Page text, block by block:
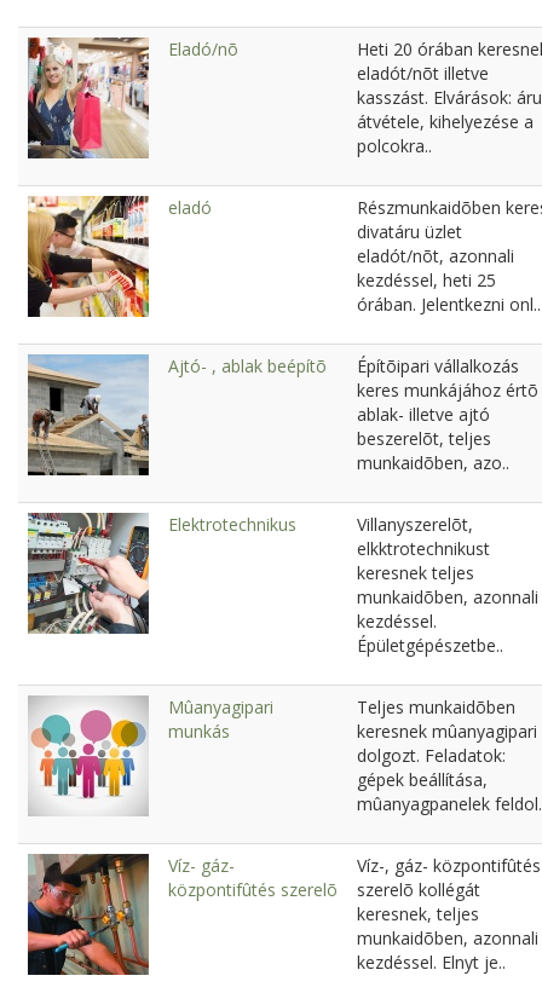
Eladó/nõ
Heti 20 órában
eladót/nõt illetve
kasszást. Elvárások: áru
átvétele, kihelyezése a
polcokra..
eladó
Részmunkaidõben
divatáru üzlet
eladót/nõt, azonnali
kezdéssel, heti 25
órában. Jelentkezni onl..
Ajtó- , ablak beépítõ
Építõipari vállalkozás
keres munkájához értõ
ablak- illetve ajtó
beszerelõt, teljes
munkaidõben, azo..
Elektrotechnikus
Villanyszerelõt,
elkktrotechnikust
keresnek teljes
munkaidõben, azonnali
kezdéssel.
Épületgépészetbe..
Mûanyagipari
munkás
Teljes munkaidõben
keresnek mûanyagipari
dolgozt. Feladatok:
gépek beállítása,
mûanyagpanelek
Víz- gáz-
központifûtés szerelõ
Víz-, gáz- központifûtés
szerelõ kollégát
keresnek, teljes
munkaidõben, azonnali
kezdéssel. Elnyt je..